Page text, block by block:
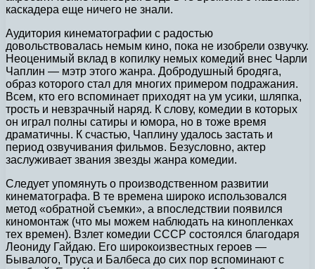
каскадера еще ничего не знали.
Аудитория кинематографии с радостью
довольствовалась немым кино, пока не изобрели озвучку.
Неоценимый вклад в копилку немых комедий внес Чарли
Чаплин — мэтр этого жанра. Добродушный бродяга,
образ которого стал для многих примером подражания.
Всем, кто его вспоминает приходят на ум усики, шляпка,
трость и невзрачный наряд. К слову, комедии в которых
он играл полны сатиры и юмора, но в тоже время
драматичны. К счастью, Чаплину удалось застать и
период озвучивания фильмов. Безусловно, актер
заслуживает звания звезды жанра комедии.
Следует упомянуть о производственном развитии
кинематографа. В те времена широко использовался
метод «обратной съемки», а впоследствии появился
киномонтаж (что мы можем наблюдать на кинопленках
тех времен). Взлет комедии СССР состоялся благодаря
Леониду Гайдаю. Его широкоизвестных героев —
Бывалого, Труса и Балбеса до сих пор вспоминают с